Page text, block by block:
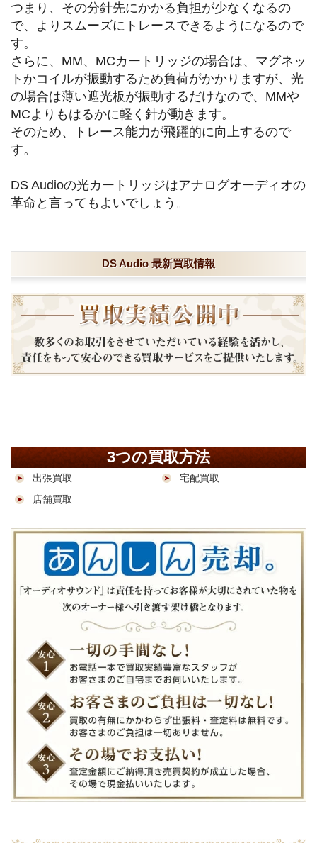
つまり、その分針先にかかる負担が少なくなるの
で、よりスムーズにトレースできるようになるので
す。
さらに、MM、MCカートリッジの場合は、マグネッ
トかコイルが振動するため負荷がかかりますが、光
の場合は薄い遮光板が振動するだけなので、MMや
MCよりもはるかに軽く針が動きます。
そのため、トレース能力が飛躍的に向上するので
す。
DS Audioの光カートリッジはアナログオーディオの
革命と言ってもよいでしょう。
DS Audio 最新買取情報
3つの買取方法
出張買取
宅配買取
店舗買取